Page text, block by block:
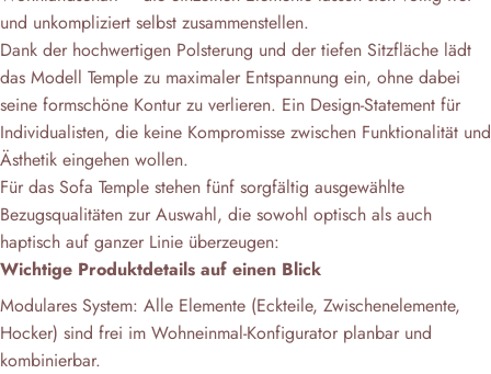
und unkompliziert selbst zusammenstellen.
Dank der hochwertigen Polsterung und der tiefen Sitzfläche lädt
das Modell Temple zu maximaler Entspannung ein, ohne dabei
seine formschöne Kontur zu verlieren. Ein Design-Statement für
Individualisten, die keine Kompromisse zwischen Funktionalität und
Ästhetik eingehen wollen.
Für das Sofa Temple stehen fünf sorgfältig ausgewählte
Bezugsqualitäten zur Auswahl, die sowohl optisch als auch
haptisch auf ganzer Linie überzeugen:
Wichtige Produktdetails auf einen Blick
Modulares System: Alle Elemente (Eckteile, Zwischenelemente,
Hocker) sind frei im Wohneinmal-Konfigurator planbar und
kombinierbar.